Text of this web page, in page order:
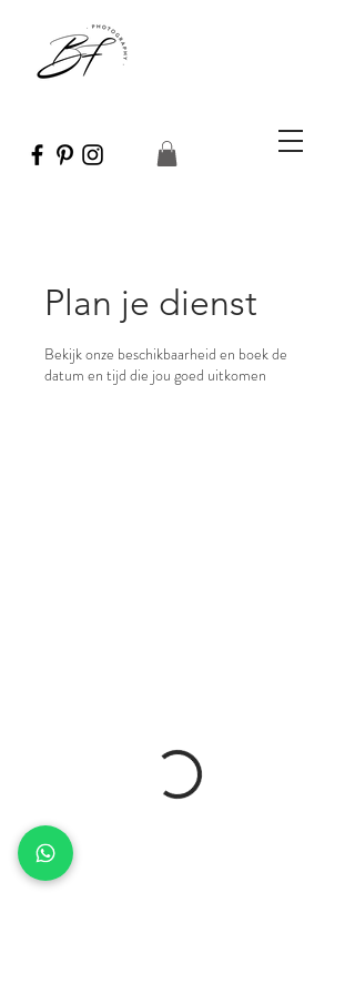
Plan je dienst
Bekijk onze beschikbaarheid en boek de
datum en tijd die jou goed uitkomen